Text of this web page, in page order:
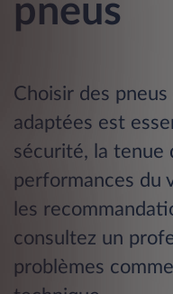
pneus
Choisir des
adaptées est
sécurité, la tenue
performances du
les
consultez un
problèmes